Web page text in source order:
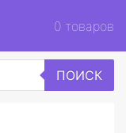
0 товаров
ПОИСК